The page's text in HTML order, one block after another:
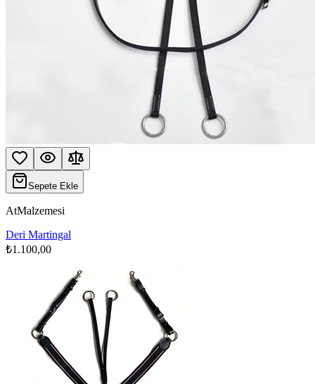
Sepete Ekle
AtMalzemesi
Deri Martingal
₺1.100,00